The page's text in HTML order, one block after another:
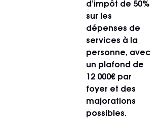
d’impôt de 50%
sur les
dépenses de
services à la
personne, avec
un plafond de
12 000€ par
foyer et des
majorations
possibles.